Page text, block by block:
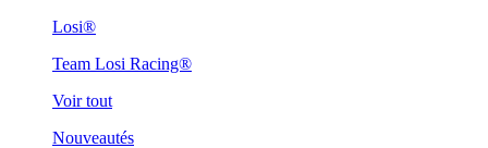
Losi®
Team Losi Racing®
Voir tout
Nouveautés